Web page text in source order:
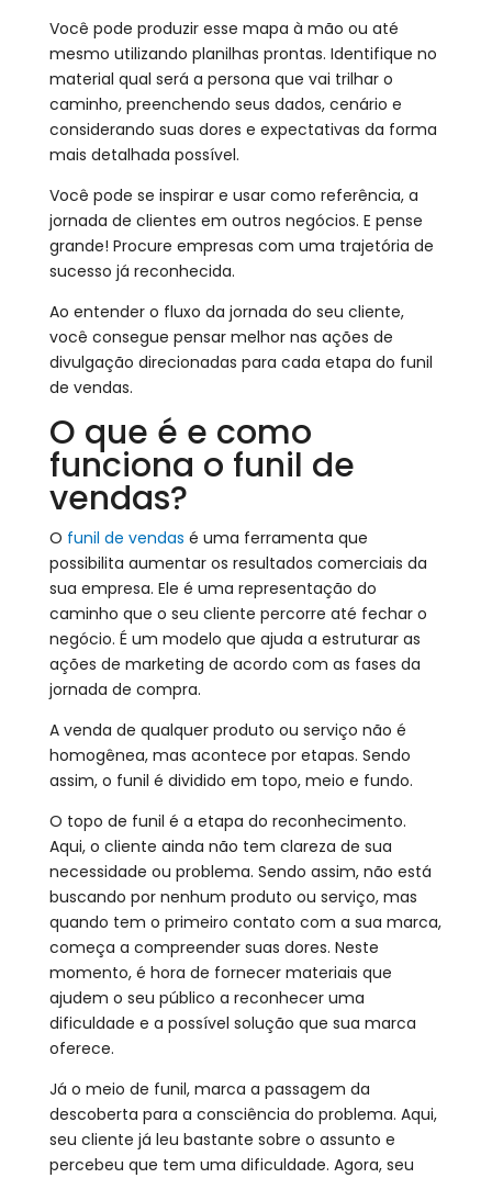
Você pode produzir esse mapa à mão ou até
mesmo utilizando planilhas prontas. Identifique no
material qual será a persona que vai trilhar o
caminho, preenchendo seus dados, cenário e
considerando suas dores e expectativas da forma
mais detalhada possível.
Você pode se inspirar e usar como referência, a
jornada de clientes em outros negócios. E pense
grande! Procure empresas com uma trajetória de
sucesso já reconhecida.
Ao entender o fluxo da jornada do seu cliente,
você consegue pensar melhor nas ações de
divulgação direcionadas para cada etapa do funil
de vendas.
O que é e como
funciona o funil de
vendas?
O funil de vendas é uma ferramenta que
possibilita aumentar os resultados comerciais da
sua empresa. Ele é uma representação do
caminho que o seu cliente percorre até fechar o
negócio. É um modelo que ajuda a estruturar as
ações de marketing de acordo com as fases da
jornada de compra.
A venda de qualquer produto ou serviço não é
homogênea, mas acontece por etapas. Sendo
assim, o funil é dividido em topo, meio e fundo.
O topo de funil é a etapa do reconhecimento.
Aqui, o cliente ainda não tem clareza de sua
necessidade ou problema. Sendo assim, não está
buscando por nenhum produto ou serviço, mas
quando tem o primeiro contato com a sua marca,
começa a compreender suas dores. Neste
momento, é hora de fornecer materiais que
ajudem o seu público a reconhecer uma
dificuldade e a possível solução que sua marca
oferece.
Já o meio de funil, marca a passagem da
descoberta para a consciência do problema. Aqui,
seu cliente já leu bastante sobre o assunto e
percebeu que tem uma dificuldade. Agora, seu